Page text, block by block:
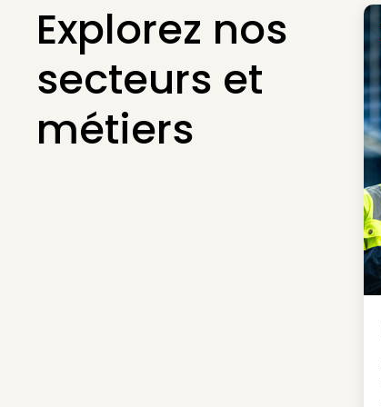
Explorez nos
secteurs et
métiers